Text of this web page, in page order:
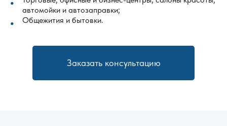
автомойки и автозаправки;
Общежития и бытовки.
Заказать консультацию